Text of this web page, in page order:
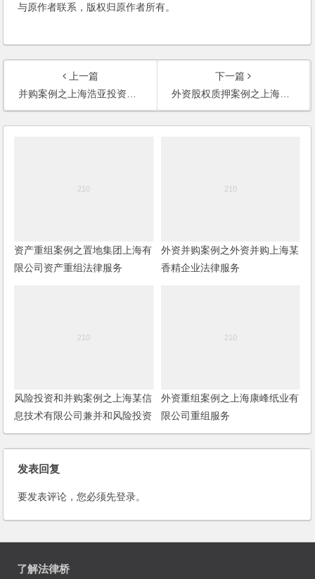
与原作者联系，版权归原作者所有。
上一篇
并购案例之上海浩亚投资有限公司股权转让和增资扩股服务
下一篇
外资股权质押案例之上海利龙纺织丝绸有限公司股权质押法律服务
资产重组案例之置地集团上海有
限公司资产重组法律服务
外资并购案例之外资并购上海某
香精企业法律服务
风险投资和并购案例之上海某信
息技术有限公司兼并和风险投资
服务
外资重组案例之上海康峰纸业有
限公司重组服务
发表回复
要发表评论，您必须先登录。
了解法律桥